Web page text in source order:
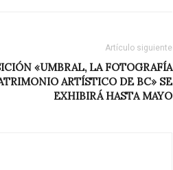
Artículo siguiente
«UMBRAL, LA FOTOGRAFÍA
ARTÍSTICO DE BC» SE
EXHIBIRÁ HASTA MAYO